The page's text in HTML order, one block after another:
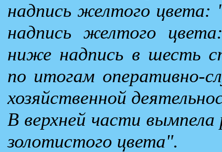
надпись желтого
надпись желтого
ниже надпись в шесть
по итогам оперативно-
хозяйственной
В верхней части вымпела
золотистого цвета".